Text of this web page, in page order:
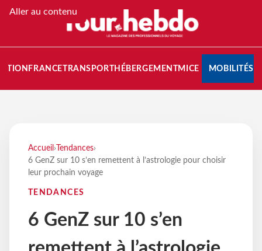
Aller au contenu
FRANCETRANSPORT HÉBERGEMENTMICE MOBILITÉS
Accueil › Tendances›
6 GenZ sur 10 s’en remettent à l’astrologie pour choisir
leur prochain voyage
TENDANCES
6 GenZ sur 10 s’en